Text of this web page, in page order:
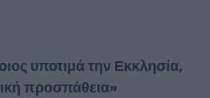
υποτιμά την Εκκλησία,
προσπάθεια»